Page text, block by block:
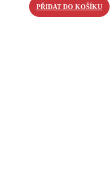
PŘIDAT DO KOŠÍKU